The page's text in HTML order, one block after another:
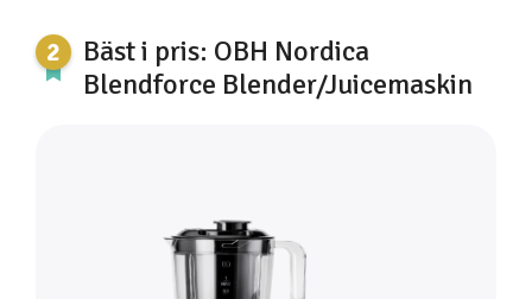
Bäst i pris: OBH Nordica
Blendforce Blender/Juicemaskin